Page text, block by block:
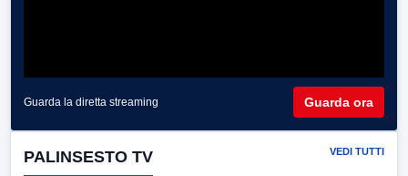
Guarda la diretta streaming Guarda ora
PALINSESTO TV VEDI TUTTI